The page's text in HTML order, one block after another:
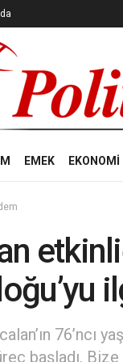
EMEK EKONOMİ
76’ncı
başladı.